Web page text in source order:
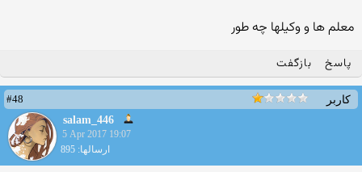
معلم ها و وکیلها چه طور
پاسخ بازگفت
کاربر
#48
salam_446
5 Apr 2017 19:07
ارسالها: 895